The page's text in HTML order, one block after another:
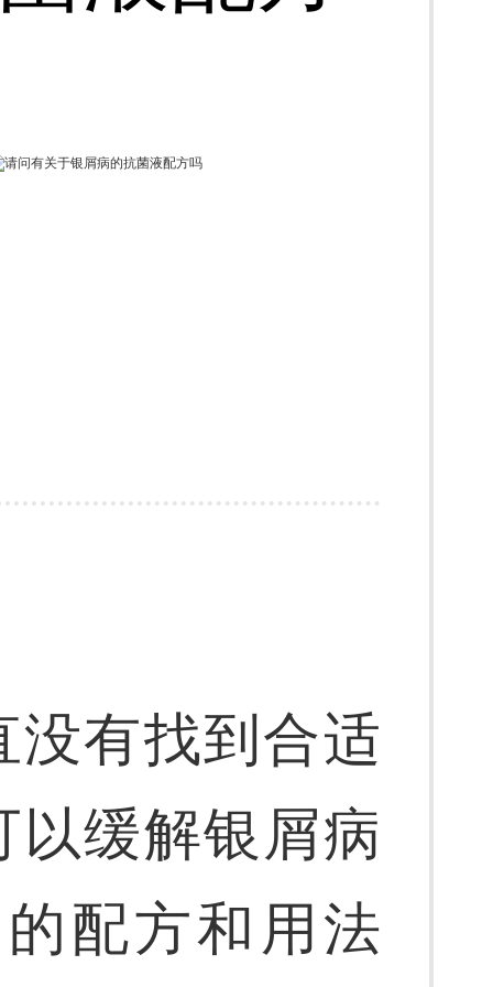
没有找到合适
缓解银屑病
配方和用法